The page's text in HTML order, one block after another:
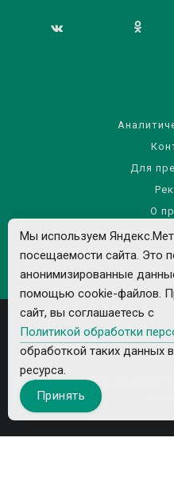
Для
О
Правила
Политика
Все рекламируемые товары и
Мы используем
посещаемости сайта. Это
анонимизированные
помощью cookie-файлов.
сайт, вы соглашаетесь с
Политикой обработки
обработкой таких данных
ресурса.
Принять